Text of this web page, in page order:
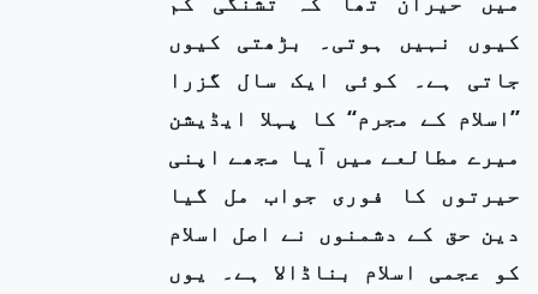
کیوں نہیں ہوتی۔ بڑھتی کیوں
جاتی ہے۔ کوئی ایک سال گزرا
’’اسلام کے مجرم‘‘ کا پہلا ایڈیشن
میرے مطالعے میں آیا مجھے اپنی
حیرتوں کا فوری جواب مل گیا
دین حق کے دشمنوں نے اصل اسلام
کو عجمی اسلام بناڈالا ہے۔ یوں